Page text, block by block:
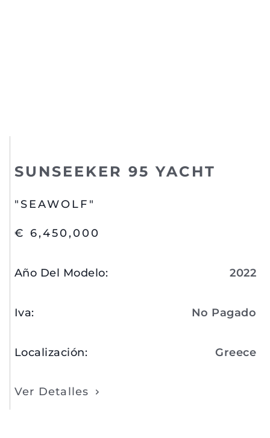
SUNSEEKER 95 YACHT
"SEAWOLF"
€ 6,450,000
Año Del Modelo: 2022
Iva: No Pagado
Localización: Greece
Ver Detalles